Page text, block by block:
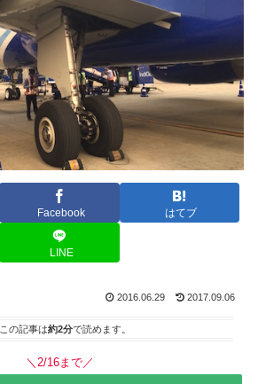
Facebook はてブ
LINE
2016.06.29 2017.09.06
この記事は約2分で読めます。
＼2/16まで／